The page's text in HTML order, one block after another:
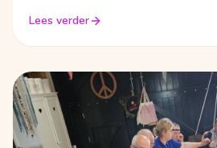
Lees verder